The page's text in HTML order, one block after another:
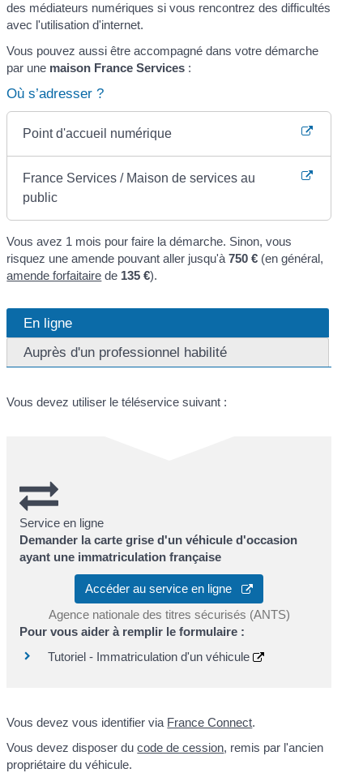
des médiateurs numériques si vous rencontrez des difficultés
avec l'utilisation d'internet.
Vous pouvez aussi être accompagné dans votre démarche
par une maison France Services :
Où s’adresser ?
Point d'accueil numérique
France Services / Maison de services au
public
Vous avez 1 mois pour faire la démarche. Sinon, vous
risquez une amende pouvant aller jusqu'à750 € (en général,
amende forfaitaire de 135 €).
En ligne
Auprès d'un professionnel habilité
Vous devez utiliser le téléservice suivant :
Service en ligne
Demander la carte grise d'un véhicule d'occasion
ayant une immatriculation française
Accéder au service en ligne
Agence nationale des titres sécurisés (ANTS)
Pour vous aider à remplir le formulaire :
Tutoriel - Immatriculation d'un véhicule
Vous devez vous identifier via France Connect.
Vous devez disposer ducode de cession, remis par l'ancien
propriétaire du véhicule.